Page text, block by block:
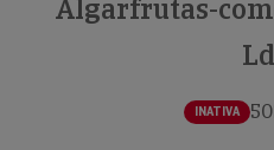
Algarfrutas-
INATIVA